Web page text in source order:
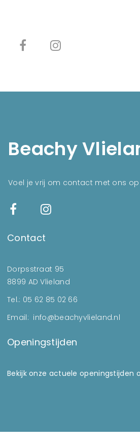
Beachy
Voel je vrij om contact met ons
Contact
Dorpsstraat 95
8899 AD Vlieland
Tel.: 05 62 85 02 66
Email: info@beachyvlieland.nl
Openingstijden
Bekijk onze actuele openingstijden